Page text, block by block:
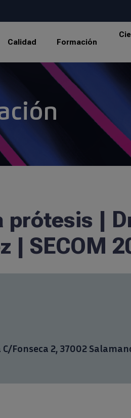
Calidad Formación
|
| SECOM
C/Fonseca 2, 37002